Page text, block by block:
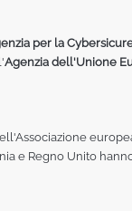
per la
Agenzia dell'Unione
e Regno Unito